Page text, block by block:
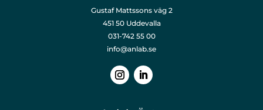
Gustaf Mattssons väg 2
451 50 Uddevalla
031-742 55 00
info@anlab.se